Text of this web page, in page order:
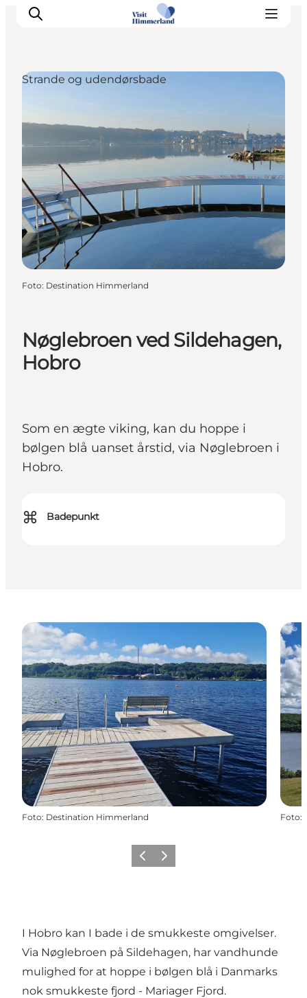
Udforsk naturen
Himmerlandsbyer
DET SKER
Planlæg din ferie
Book Oplevelser
Praktisk info
Nøglebroen ved Sildehagen,
Hobro
Som en ægte viking, kan du hoppe i
bølgen blå uanset årstid, via Nøglebroen i
Hobro.
⌘ Badepunkt
Strande og udendørsbade
Foto: Destination Himmerland
Foto: Destination Himmerland Foto:
Forrige billede
Næste billede
I Hobro kan I bade i de smukkeste omgivelser.
Via Nøglebroen på Sildehagen, har vandhunde
mulighed for at hoppe i bølgen blå i Danmarks
nok smukkeste fjord - Mariager Fjord.